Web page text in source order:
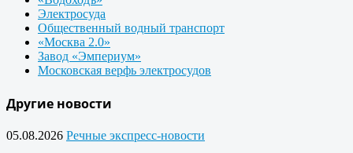
Электросуда
Общественный водный транспорт
«Москва 2.0»
Завод «Эмпериум»
Московская верфь электросудов
Другие новости
05.08.2026 Речные экспресс-новости